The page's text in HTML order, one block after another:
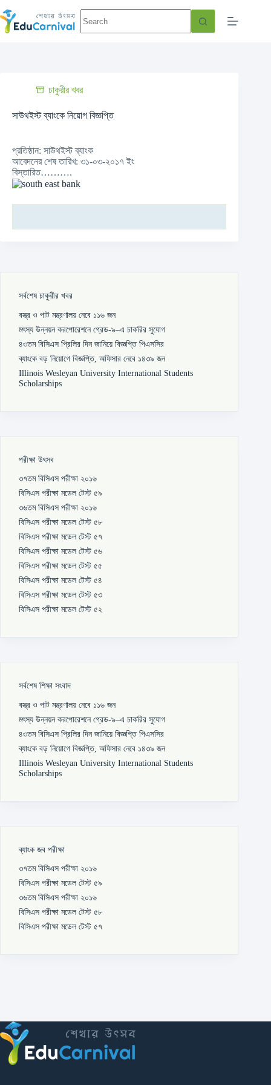
চাকুরীর খবর
সাউথইস্ট ব্যাংকে নিয়োগ বিজ্ঞপ্তি
প্রতিষ্ঠান: সাউথইস্ট ব্যাংক
আবেদনের শেষ তারিখ: ৩১-০৩-২০১৭ ইং
বিস্তারিত……….
সর্বশেষ চাকুরীর খবর
বস্ত্র ও পাট মন্ত্রণালয় নেবে ১১৬ জন
মৎস্য উন্নয়ন করপোরেশনে গ্রেড-৯–এ চাকরির সুযোগ
৪৩তম বিসিএস প্রিলির দিন জানিয়ে বিজ্ঞপ্তি পিএসসির
ব্যাংকে বড় নিয়োগে বিজ্ঞপ্তি, অফিসার নেবে ১৪৩৯ জন
Illinois Wesleyan University International Students
Scholarships
পরীক্ষা উৎসব
৩৭তম বিসিএস পরীক্ষা ২০১৬
বিসিএস পরীক্ষা মডেল টেস্ট ৫৯
৩৬তম বিসিএস পরীক্ষা ২০১৬
বিসিএস পরীক্ষা মডেল টেস্ট ৫৮
বিসিএস পরীক্ষা মডেল টেস্ট ৫৭
বিসিএস পরীক্ষা মডেল টেস্ট ৫৬
বিসিএস পরীক্ষা মডেল টেস্ট ৫৫
বিসিএস পরীক্ষা মডেল টেস্ট ৫৪
বিসিএস পরীক্ষা মডেল টেস্ট ৫৩
বিসিএস পরীক্ষা মডেল টেস্ট ৫২
সর্বশেষ শিক্ষা সংবাদ
বস্ত্র ও পাট মন্ত্রণালয় নেবে ১১৬ জন
মৎস্য উন্নয়ন করপোরেশনে গ্রেড-৯–এ চাকরির সুযোগ
৪৩তম বিসিএস প্রিলির দিন জানিয়ে বিজ্ঞপ্তি পিএসসির
ব্যাংকে বড় নিয়োগে বিজ্ঞপ্তি, অফিসার নেবে ১৪৩৯ জন
Illinois Wesleyan University International Students
Scholarships
ব্যাংক জব পরীক্ষা
৩৭তম বিসিএস পরীক্ষা ২০১৬
বিসিএস পরীক্ষা মডেল টেস্ট ৫৯
৩৬তম বিসিএস পরীক্ষা ২০১৬
বিসিএস পরীক্ষা মডেল টেস্ট ৫৮
বিসিএস পরীক্ষা মডেল টেস্ট ৫৭